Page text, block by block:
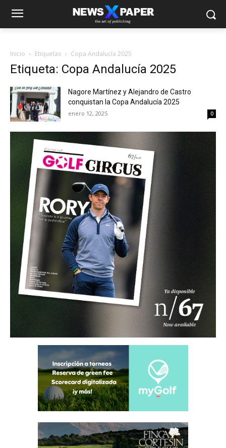
Inicio Etiquetas Copa Andalucía 2025
Etiqueta: Copa Andalucía 2025
Nagore Martínez y Alejandro de Castro
conquistan la Copa Andalucía 2025
enero 12, 2025 0